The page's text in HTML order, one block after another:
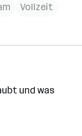
Vollzeit
und was